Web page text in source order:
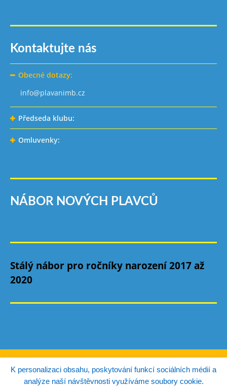
Kontaktujte nás
Obecné dotazy:
info@plavanimb.cz
Předseda klubu:
Omluvenky:
NÁBOR NOVÝCH PLAVCŮ
Stálý nábor pro ročníky narození 2017 až
2020
© Copyright TJ Autoškoda Mladá Boleslav 2026.
K personalizaci obsahu, poskytování funkcí sociálních médií a
analýze naší návštěvnosti využíváme soubory cookie.